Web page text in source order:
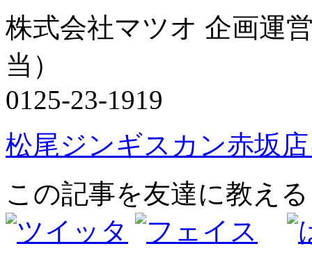
株式会社マツオ 企画運
当）
0125-23-1919
松尾ジンギスカン赤坂
この記事を友達に教える